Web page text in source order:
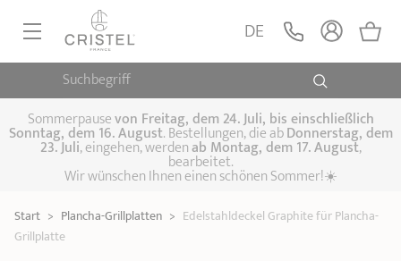
Suchbegriff
DE
PFANNEN, SAUTEUSEN
Pfannen Sauteusen Crêpepfannen
KOCHTÖPFE, SCHMORTÖPFE
Kochtöpfe Schmortöpfe,
Fleischtöpfe Suppentöpfe
DAMFPAUFSÄTZE
Dämpfaufsätze
KÜCHENHELFER
SPEZIELLE KÜCHENUTENSILIEN
Sommerpausevon Freitag, dem 24. Juli, bis einschließlich
Sonntag, dem 16. August. Bestellungen, die abDonnerstag, dem
23. Juli, eingehen, werdenab Montag, dem 17. August,
bearbeitet.
Wir wünschen Ihnen einen schönen Sommer!☀️
Start > Plancha-Grillplatten > Edelstahldeckel Graphite für Plancha-
Grillplatte
Graphite für Plancha-
Grillplatte
Sortimentsergänzung
59,90 € LEGEN